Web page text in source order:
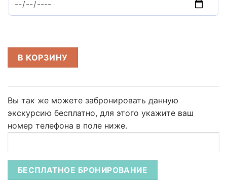
В КОРЗИНУ
Вы так же можете забронировать данную
экскурсию бесплатно, для этого укажите ваш
номер телефона в поле ниже.